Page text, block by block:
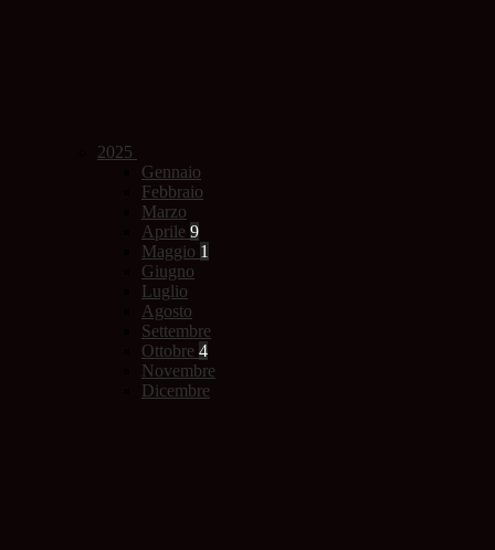
2025
Gennaio
Febbraio
Marzo
Aprile 9
Maggio 1
Giugno
Luglio
Agosto
Settembre
Ottobre 4
Novembre
Dicembre